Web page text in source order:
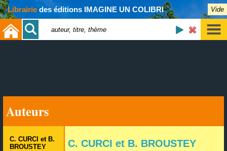
Librairie des éditions IMAGINE UN COLIBRI Vide
Auteurs
C. CURCI et B.
BROUSTEY
C. CURCI et B. BROUSTEY